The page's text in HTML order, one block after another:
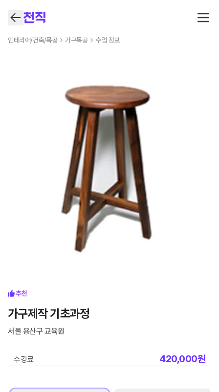
인테리어/건축/목공 가구목공 수업 정보
가구제작 기초과정
서울 용산구 교육원
수강료 420,000원